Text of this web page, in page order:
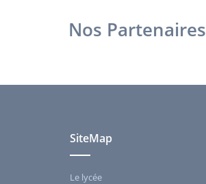
Nos Partenaires
SiteMap
Le lycée